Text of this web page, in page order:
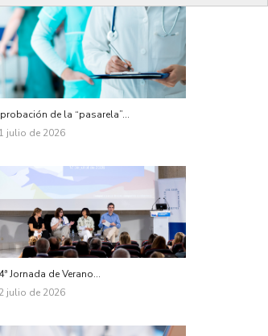
de la “pasarela”...
julio de 2026
Jornada de Verano...
julio de 2026